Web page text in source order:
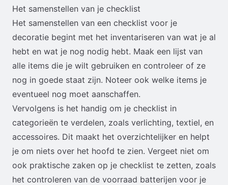
Het samenstellen van je checklist
Het samenstellen van een checklist voor je
decoratie begint met het inventariseren van wat je al
hebt en wat je nog nodig hebt. Maak een lijst van
alle items die je wilt gebruiken en controleer of ze
nog in goede staat zijn. Noteer ook welke items je
eventueel nog moet aanschaffen.
Vervolgens is het handig om je checklist in
categorieën te verdelen, zoals verlichting, textiel, en
accessoires. Dit maakt het overzichtelijker en helpt
je om niets over het hoofd te zien. Vergeet niet om
ook praktische zaken op je checklist te zetten, zoals
het controleren van de voorraad batterijen voor je